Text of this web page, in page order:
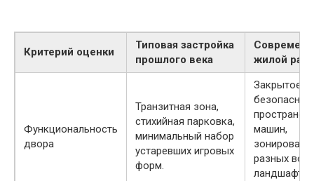
Критерий оценки
Типовая застройка
прошлого века
жилой
Функциональность
двора
Транзитная зона,
стихийная парковка,
минимальный набор
устаревших игровых
форм.
Закрытое
безопасное
машин,
разных